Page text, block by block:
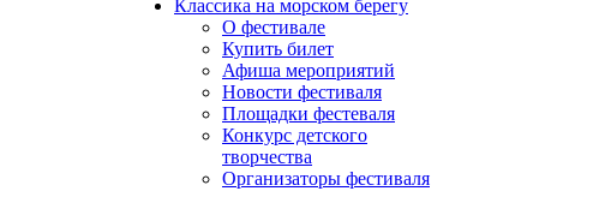
Классика на морском берегу
О фестивале
Купить билет
Афиша мероприятий
Новости фестиваля
Площадки фестеваля
Конкурс детского
творчества
Организаторы фестиваля